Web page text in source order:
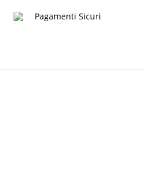
Pagamenti Sicuri